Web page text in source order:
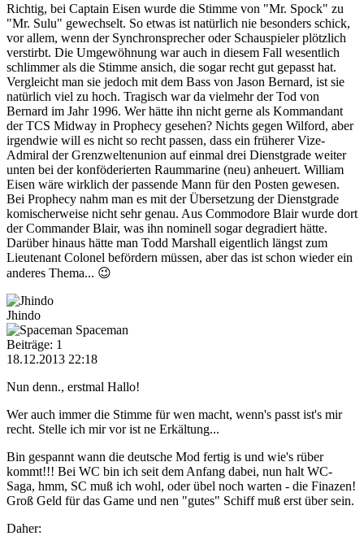
Richtig, bei Captain Eisen wurde die Stimme von "Mr. Spock" zu
"Mr. Sulu" gewechselt. So etwas ist natürlich nie besonders schick,
vor allem, wenn der Synchronsprecher oder Schauspieler plötzlich
verstirbt. Die Umgewöhnung war auch in diesem Fall wesentlich
schlimmer als die Stimme ansich, die sogar recht gut gepasst hat.
Vergleicht man sie jedoch mit dem Bass von Jason Bernard, ist sie
natürlich viel zu hoch. Tragisch war da vielmehr der Tod von
Bernard im Jahr 1996. Wer hätte ihn nicht gerne als Kommandant
der TCS Midway in Prophecy gesehen? Nichts gegen Wilford, aber
irgendwie will es nicht so recht passen, dass ein früherer Vize-
Admiral der Grenzweltenunion auf einmal drei Dienstgrade weiter
unten bei der konföderierten Raummarine (neu) anheuert. William
Eisen wäre wirklich der passende Mann für den Posten gewesen.
Bei Prophecy nahm man es mit der Übersetzung der Dienstgrade
komischerweise nicht sehr genau. Aus Commodore Blair wurde dort
der Commander Blair, was ihn nominell sogar degradiert hätte.
Darüber hinaus hätte man Todd Marshall eigentlich längst zum
Lieutenant Colonel befördern müssen, aber das ist schon wieder ein
anderes Thema... 😉
Jhindo
Spaceman
Beiträge: 1
18.12.2013 22:18
Nun denn., erstmal Hallo!
Wer auch immer die Stimme für wen macht, wenn's passt ist's mir
recht. Stelle ich mir vor ist ne Erkältung...
Bin gespannt wann die deutsche Mod fertig is und wie's rüber
kommt!!! Bei WC bin ich seit dem Anfang dabei, nun halt WC-
Saga, hmm, SC muß ich wohl, oder übel noch warten - die Finazen!
Groß Geld für das Game und nen "gutes" Schiff muß erst über sein.
Daher: